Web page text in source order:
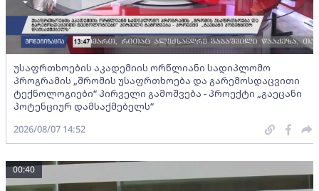
უსაფრთხოების აკადემიის ორწლიანი სადიპლომო
პროგრამის „შრომის უსაფრთხოება და გარემოსდაცვითი
ტექნოლოგიები“ პირველი გამოშვება - პროექტი „გაეცანი
პოტენციურ დამსაქმებელს“
2026/08/07 14:52
00:40